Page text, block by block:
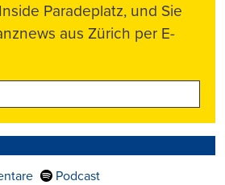
Paradeplatz, und Sie
aus Zürich per E-
Podcast